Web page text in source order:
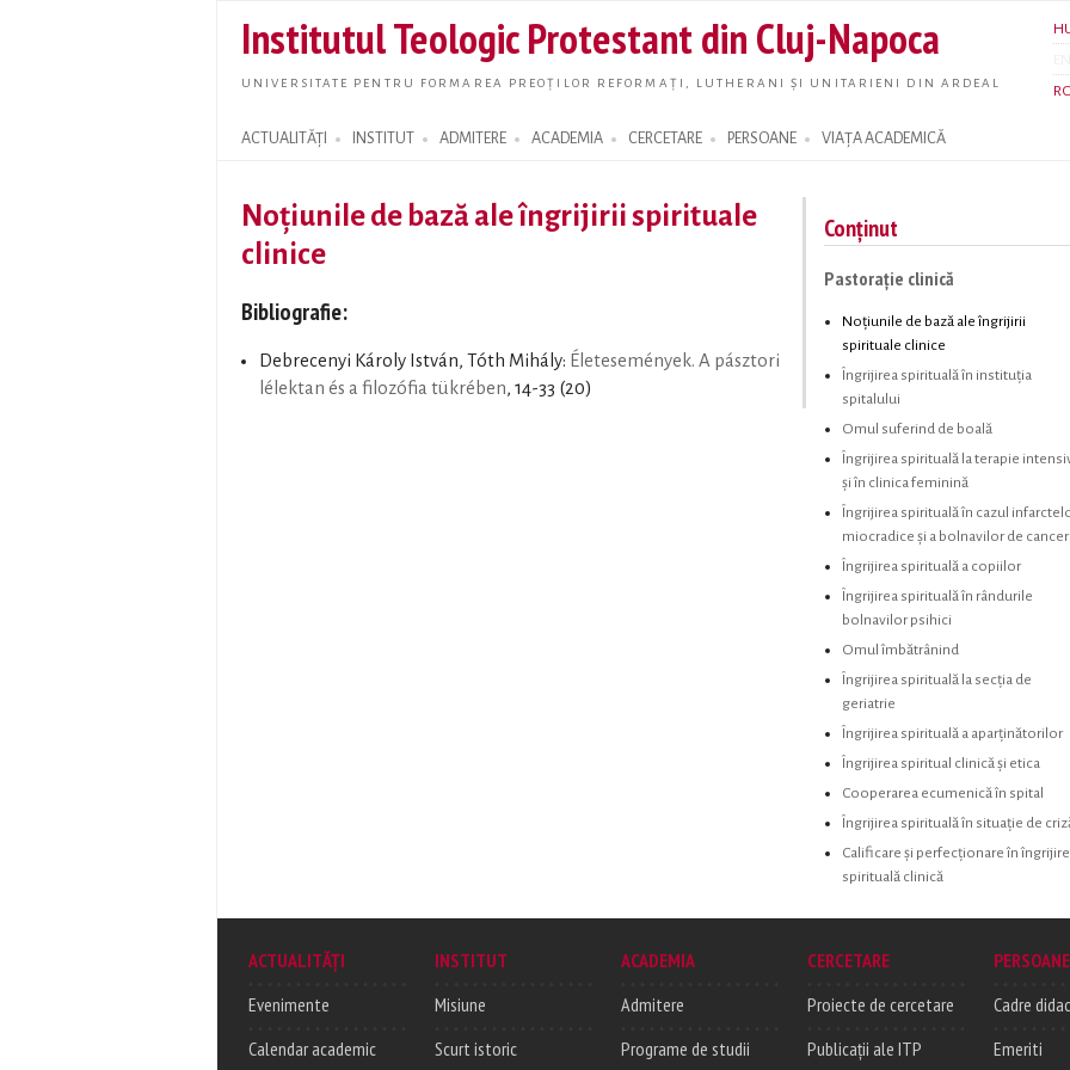
main
content
Institutul Teologic Protestant din Cluj-Napoca
UNIVERSITATE PENTRU FORMAREA PREOȚILOR REFORMAȚI, LUTHERANI ȘI UNITARIENI DIN ARDEAL
ACTUALITĂȚI INSTITUT ADMITERE ACADEMIA CERCETARE PERSOANE VIAȚA ACADEMICĂ
Search form
Noțiunile de bază ale îngrijirii spirituale
clinice
Bibliografie:
Debrecenyi Károly István, Tóth Mihály: Életesemények. A pásztori
lélektan és a filozófia tükrében, 14-33 (20)
Conținut
Pastorație clinică
Noțiunile de bază ale îngrijirii
spirituale clinice
Îngrijirea spirituală în instituția
spitalului
Omul suferind de boală
Îngrijirea spirituală la terapie
și în clinica feminină
Îngrijirea spirituală în cazul
miocradice și a bolnavilor de cancer
Îngrijirea spirituală a copiilor
Îngrijirea spirituală în rândurile
bolnavilor psihici
Omul îmbătrânind
Îngrijirea spirituală la secția de
geriatrie
Îngrijirea spirituală a aparținătorilor
Îngrijirea spiritual clinică și etica
Cooperarea ecumenică în spital
Îngrijirea spirituală în situație de
Calificare și perfecționare în
spirituală clinică
ACTUALITĂȚI
Evenimente
Calendar academic
INSTITUT
Misiune
Scurt istoric
ACADEMIA
Admitere
Programe de studii
CERCETARE
Proiecte de cercetare
Publicații ale ITP
PERSOANE
Cadre
Emeriti